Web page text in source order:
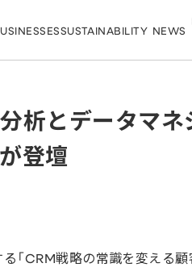
SUSTAINABILITY NEWS
析とデータマネ
登壇
「CRM戦略の常識を変える